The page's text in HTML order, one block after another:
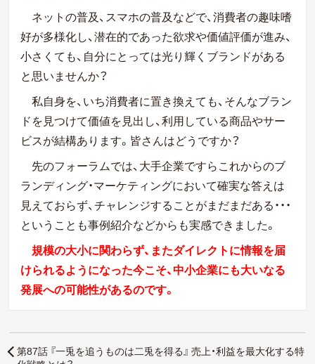
ネットの普及、スマホの普及などで、消費者の趣味嗜
好が多様化し、潜在的であった欲求や価値評価が進み、
小さくても、自分にとっては光り輝くブランドがある
と思いませんか？
私自身を、いち消費者に置き換えても、そんなブラン
ドを見つけて価値を見出し、利用している商品やサー
ビスが結構あります。皆さんはどうですか？
先のフォーラムでは、大手企業ですらこれからのブ
ランディング・マーケティングにおいて確実な答えは
見えておらず、チャレンジすることがまだまだある・・・
ということも事例紹介などからも実感できました。
規模の大小に関わらず、またダイレクトに情報を届
けられるようになった今こそ、中小企業にも大いなる
発展への可能性があるのです。
第87話 『一兎を追うものは二兎を得る』 売上・利益を最大化する特